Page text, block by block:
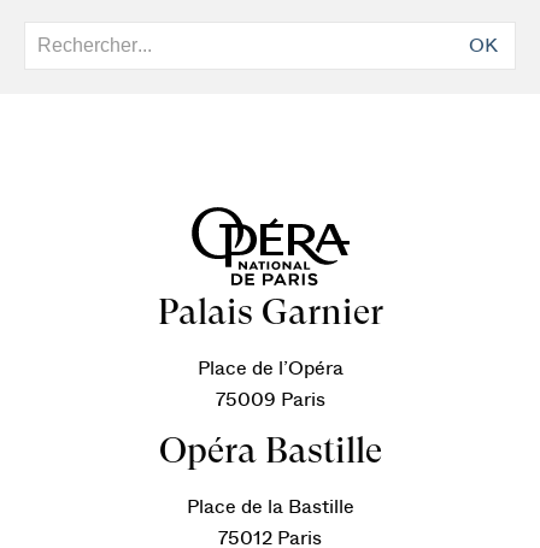
OK
Palais Garnier
Place de l’Opéra
75009 Paris
Opéra Bastille
Place de la Bastille
75012 Paris